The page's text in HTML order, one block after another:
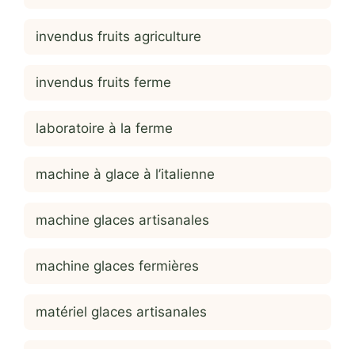
invendus fruits agriculture
invendus fruits ferme
laboratoire à la ferme
machine à glace à l’italienne
machine glaces artisanales
machine glaces fermières
matériel glaces artisanales